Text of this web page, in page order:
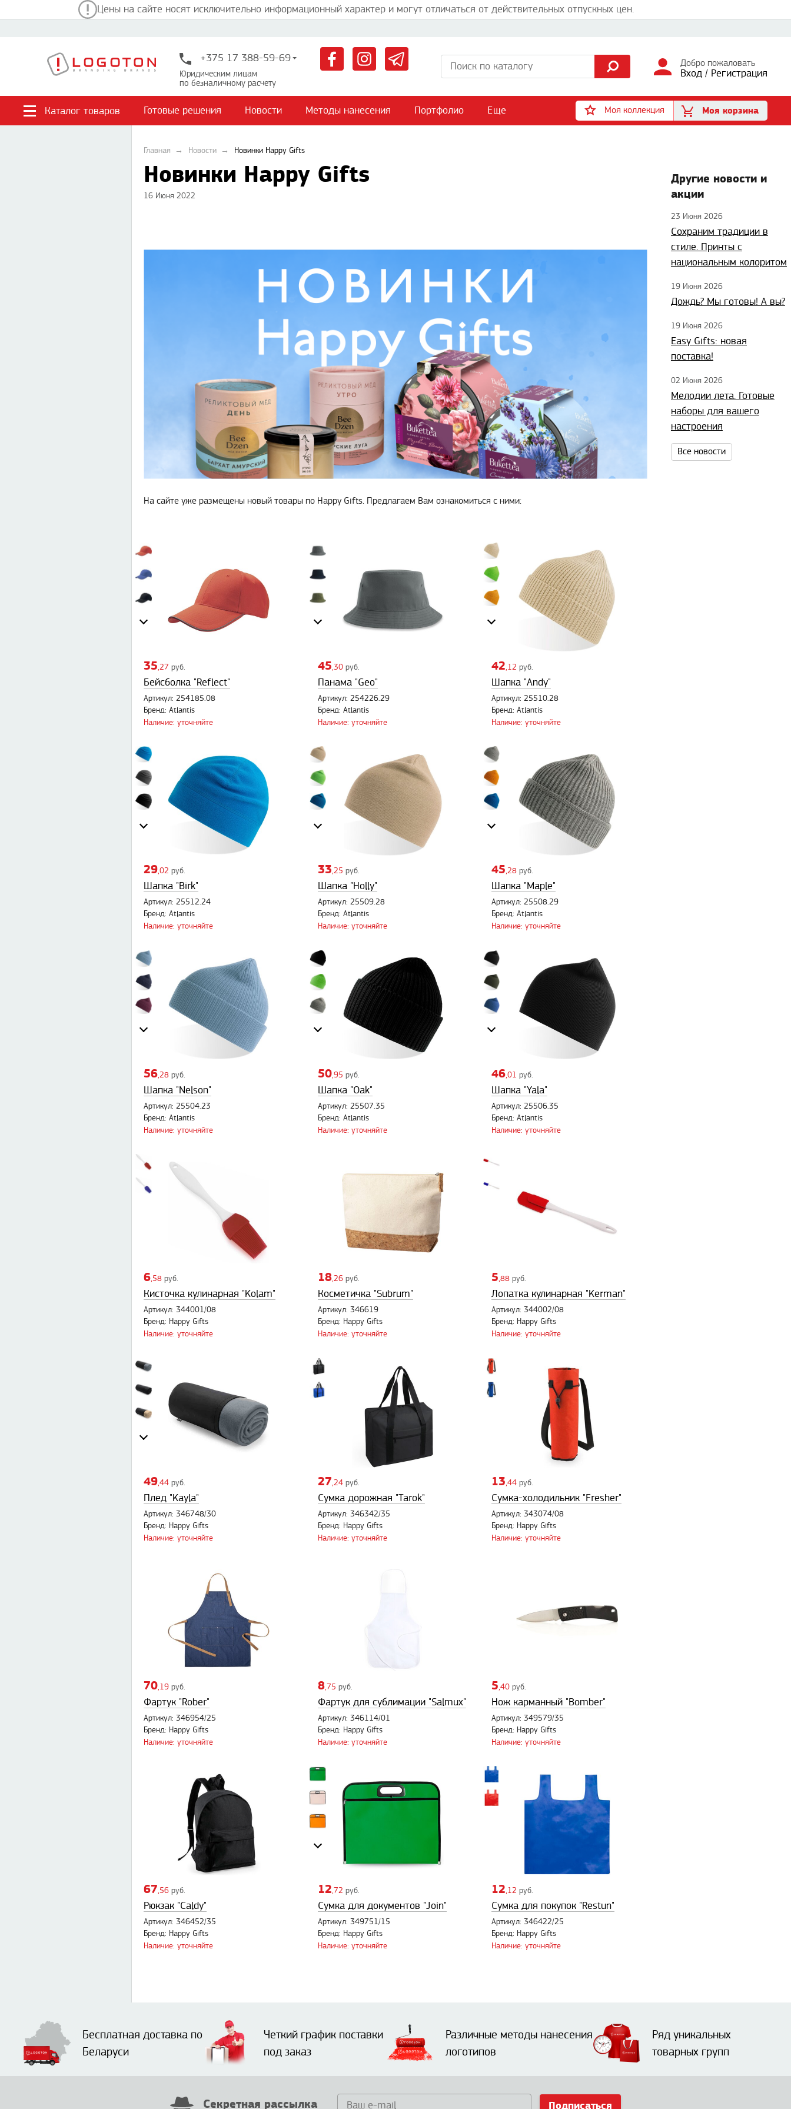
Цены на сайте носят исключительно информационный характер и могут отличаться от действительных отпускных цен.
+375 17 388-59-69
Юридическим лицам
по безналичному расчету
Добро пожаловать
Вход / Регистрация
Каталог товаров Готовые решения Новости Методы нанесения Портфолио Еще Моя коллекция Моя корзина
Главная Новости Новинки Happy Gifts
Новинки Happy Gifts
16 Июня 2022
На сайте уже размещены новый товары по Happy Gifts. Предлагаем Вам ознакомиться с ними:
35 ,27 руб.
Бейсболка "Reflect"
Артикул: 254185.08
Бренд: Atlantis
Наличие: уточняйте
45 ,30 руб.
Панама "Geo"
Артикул: 254226.29
Бренд: Atlantis
Наличие: уточняйте
42 ,12руб.
Шапка "Andy"
Артикул: 25510.28
Бренд: Atlantis
Наличие: уточняйте
29,02 руб.
Шапка "Birk"
Артикул: 25512.24
Бренд: Atlantis
Наличие: уточняйте
33,25 руб.
Шапка "Holly"
Артикул: 25509.28
Бренд: Atlantis
Наличие: уточняйте
45,28руб.
Шапка "Maple"
Артикул: 25508.29
Бренд: Atlantis
Наличие: уточняйте
56,28 руб.
Шапка "Nelson"
Артикул: 25504.23
Бренд: Atlantis
Наличие: уточняйте
50,95 руб.
Шапка "Oak"
Артикул: 25507.35
Бренд: Atlantis
Наличие: уточняйте
46,01руб.
Шапка "Yala"
Артикул: 25506.35
Бренд: Atlantis
Наличие: уточняйте
6,58 руб.
Кисточка кулинарная "Kolam"
Артикул: 344001/08
Бренд: Happy Gifts
Наличие: уточняйте
18,26 руб.
Косметичка "Subrum"
Артикул: 346619
Бренд: Happy Gifts
Наличие: уточняйте
5,88руб.
Лопатка кулинарная "Kerman"
Артикул: 344002/08
Бренд: Happy Gifts
Наличие: уточняйте
49,44 руб.
Плед "Kayla"
Артикул: 346748/30
Бренд: Happy Gifts
Наличие: уточняйте
27,24 руб.
Сумка дорожная "Tarok"
Артикул: 346342/35
Бренд: Happy Gifts
Наличие: уточняйте
13,44руб.
Сумка-холодильник "Fresher"
Артикул: 343074/08
Бренд: Happy Gifts
Наличие: уточняйте
70,19 руб.
Фартук "Rober"
Артикул: 346954/25
Бренд: Happy Gifts
Наличие: уточняйте
8,75 руб.
Фартук для сублимации "Salmux"
Артикул: 346114/01
Бренд: Happy Gifts
Наличие: уточняйте
5,40руб.
Нож карманный "Bomber"
Артикул: 349579/35
Бренд: Happy Gifts
Наличие: уточняйте
67,56 руб.
Рюкзак "Caldy"
Артикул: 346452/35
Бренд: Happy Gifts
Наличие: уточняйте
12,72 руб.
Сумка для документов "Join"
Артикул: 349751/15
Бренд: Happy Gifts
Наличие: уточняйте
12,12руб.
Сумка для покупок "Restun"
Артикул: 346422/25
Бренд: Happy Gifts
Наличие: уточняйте
Другие новости и
акции
23 Июня 2026
Сохраним традиции в
стиле. Принты с
национальным колоритом
19 Июня 2026
Дождь? Мы готовы! А вы?
19 Июня 2026
Easy Gifts: новая
поставка!
02 Июня 2026
Мелодии лета. Готовые
наборы для вашего
настроения
Все новости
Бесплатная доставка по
Беларуси
Четкий график поставки
под заказ
Различные методы нанесения
логотипов
Ряд уникальных
товарных групп
Секретная рассылка Подписаться